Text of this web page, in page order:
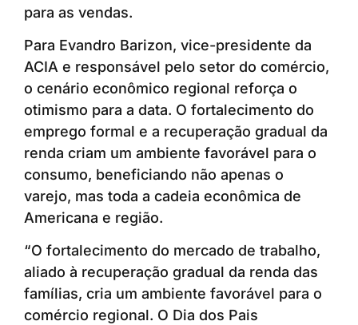
para as vendas.
Para Evandro Barizon, vice-presidente da
ACIA e responsável pelo setor do comércio,
o cenário econômico regional reforça o
otimismo para a data. O fortalecimento do
emprego formal e a recuperação gradual da
renda criam um ambiente favorável para o
consumo, beneficiando não apenas o
varejo, mas toda a cadeia econômica de
Americana e região.
“O fortalecimento do mercado de trabalho,
aliado à recuperação gradual da renda das
famílias, cria um ambiente favorável para o
comércio regional. O Dia dos Pais